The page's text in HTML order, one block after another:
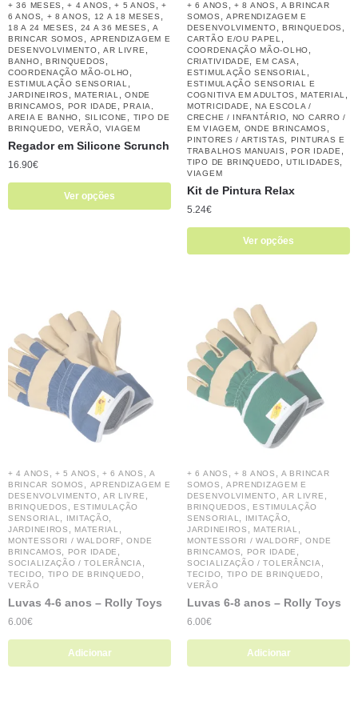
+ 36 MESES ,+ 4 ANOS ,+ 5 ANOS ,+
6 ANOS
+ 8 ANOS 12 A 18 MESES
18 A 24 MESES 24 A 36 MESES ,A
BRINCAR SOMOS
APRENDIZAGEM E
DESENVOLVIMENTO
AR LIVRE
BANHO BRINQUEDOS
COORDENAÇÃO MÃO-OLHO
ESTIMULAÇÃO SENSORIAL
JARDINEIROS ,MATERIAL ,ONDE
BRINCAMOS
POR IDADE ,PRAIA,
AREIA E BANHO
SILICONE
TIPO DE
BRINQUEDO
VERÃO VIAGEM
Regador em Silicone Scrunch
16.90€
Ver opções
+ 6 ANOS ,+ 8 ANOS ,A BRINCAR
SOMOS
APRENDIZAGEM E
DESENVOLVIMENTO
BRINQUEDOS
CARTÃO E/OU PAPEL
COORDENAÇÃO MÃO-OLHO
CRIATIVIDADE EM CASA
ESTIMULAÇÃO SENSORIAL
ESTIMULAÇÃO SENSORIAL E
COGNITIVA EM ADULTOS
,MATERIAL
MOTRICIDADE ,NA ESCOLA /
CRECHE / INFANTÁRIO
NO CARRO /
EM VIAGEM
ONDE BRINCAMOS
PINTORES / ARTISTAS
PINTURAS E
TRABALHOS MANUAIS
,POR IDADE
TIPO DE BRINQUEDO ,UTILIDADES
VIAGEM
Kit de Pintura Relax
5.24€
Ver opções
+ 4 ANOS ,+ 5 ANOS ,+ 6 ANOS ,A
BRINCAR SOMOS
APRENDIZAGEM E
DESENVOLVIMENTO
AR LIVRE
BRINQUEDOS
ESTIMULAÇÃO
SENSORIAL
IMITAÇÃO
JARDINEIROS MATERIAL
MONTESSORI / WALDORF ,ONDE
BRINCAMOS
POR IDADE
SOCIALIZAÇÃO / TOLERÂNCIA
TECIDO TIPO DE BRINQUEDO
VERÃO
Luvas 4-6 anos – Rolly Toys
6.00€
Adicionar
+ 6 ANOS ,+ 8 ANOS ,A BRINCAR
SOMOS
APRENDIZAGEM E
DESENVOLVIMENTO
AR LIVRE
BRINQUEDOS
ESTIMULAÇÃO
SENSORIAL
IMITAÇÃO
JARDINEIROS MATERIAL
MONTESSORI / WALDORF ,ONDE
BRINCAMOS
POR IDADE
SOCIALIZAÇÃO / TOLERÂNCIA
TECIDO TIPO DE BRINQUEDO
VERÃO
Luvas 6-8 anos – Rolly Toys
6.00€
Adicionar